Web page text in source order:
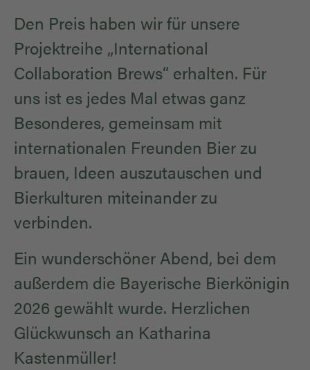
Den Preis haben wir für unsere
Projektreihe „International
Collaboration Brews“ erhalten. Für
uns ist es jedes Mal etwas ganz
Besonderes, gemeinsam mit
internationalen Freunden Bier zu
brauen, Ideen auszutauschen und
Bierkulturen miteinander zu
verbinden.
Ein wunderschöner Abend, bei dem
außerdem die Bayerische Bierkönigin
2026 gewählt wurde. Herzlichen
Glückwunsch an Katharina
Kastenmüller!